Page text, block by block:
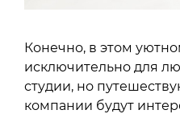
Конечно, в этом
исключительно для
студии, но
компании будут